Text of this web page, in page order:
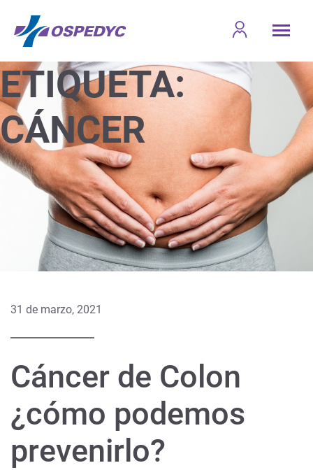
ETIQUETA:
CÁNCER
31 de marzo, 2021
Cáncer de Colon
¿cómo podemos
prevenirlo?